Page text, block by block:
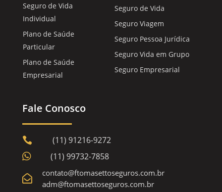
Seguro de Vida
Individual
Plano de Saúde
Particular
Plano de Saúde
Empresarial
Seguro de Vida
Seguro Viagem
Seguro Pessoa Jurídica
Seguro Vida em Grupo
Seguro Empresarial
Fale Conosco
 (11) 91216-9272
 (11) 99732-7858

contato@ftomasettoseguros.com.br
adm@ftomasettoseguros.com.br